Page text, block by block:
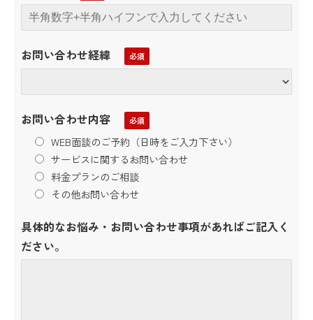
お問い合わせ経緯
お問い合わせ内容
WEB面談のご予約（日時をご入力下さい）
サービスに関するお問い合わせ
料金プランのご相談
その他お問い合わせ
具体的なお悩み・お問い合わせ事項があればご記入く
ださい。